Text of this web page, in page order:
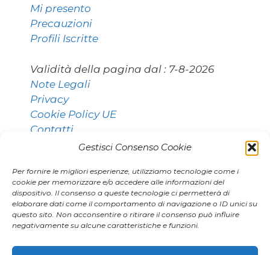
Gestisci Consenso Cookie
Per fornire le migliori esperienze, utilizziamo tecnologie come i
cookie per memorizzare e/o accedere alle informazioni del
dispositivo. Il consenso a queste tecnologie ci permetterà di
elaborare dati come il comportamento di navigazione o ID unici su
questo sito. Non acconsentire o ritirare il consenso può influire
negativamente su alcune caratteristiche e funzioni.
Mi presento
Precauzioni
Profili Iscritte
Validità della pagina dal : 7-8-2026
Note Legali
Privacy
Cookie Policy UE
Contatti
Contatti:
011 9531768 [Torino]